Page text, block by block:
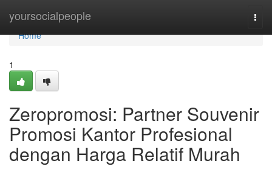
yoursocialpeople
Home
Home
1
Zeropromosi: Partner Souvenir
Promosi Kantor Profesional
dengan Harga Relatif Murah